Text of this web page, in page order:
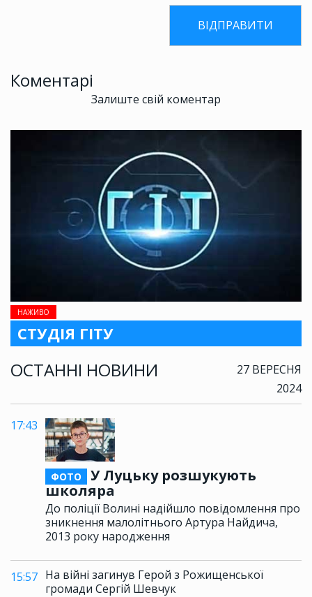
НАЖИВО
СТУДІЯ ГІТУ
ОСТАННІ НОВИНИ
27 ВЕРЕСНЯ
2024
17:43
ФОТО
У Луцьку розшукують
школяра
До поліції Волині надійшло повідомлення про
зникнення малолітнього Артура Найдича,
2013 року народження
15:57 На війні загинув Герой з Рожищенської
громади Сергій Шевчук
Коментарі
Залиште свій коментар